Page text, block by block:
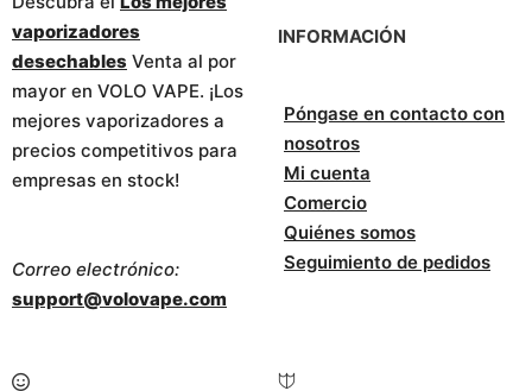
vaporizadores
desechables Venta al por
mayor en VOLO VAPE. ¡Los
mejores vaporizadores a
precios competitivos para
empresas en stock!
Correo electrónico:
support@volovape.com
INFORMACIÓN
Póngase en contacto con
nosotros
Mi cuenta
Comercio
Quiénes somos
Seguimiento de pedidos